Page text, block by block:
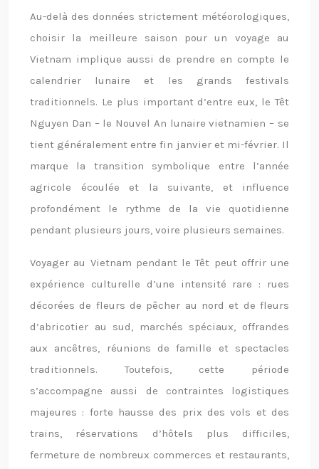
Au-delà des données strictement météorologiques,
choisir la meilleure saison pour un voyage au
Vietnam implique aussi de prendre en compte le
calendrier lunaire et les grands festivals
traditionnels. Le plus important d’entre eux, le Têt
Nguyen Dan – le Nouvel An lunaire vietnamien – se
tient généralement entre fin janvier et mi-février. Il
marque la transition symbolique entre l’année
agricole écoulée et la suivante, et influence
profondément le rythme de la vie quotidienne
pendant plusieurs jours, voire plusieurs semaines.
Voyager au Vietnam pendant le Têt peut offrir une
expérience culturelle d’une intensité rare : rues
décorées de fleurs de pêcher au nord et de fleurs
d’abricotier au sud, marchés spéciaux, offrandes
aux ancêtres, réunions de famille et spectacles
traditionnels. Toutefois, cette période
s’accompagne aussi de contraintes logistiques
majeures : forte hausse des prix des vols et des
trains, réservations d’hôtels plus difficiles,
fermeture de nombreux commerces et restaurants,